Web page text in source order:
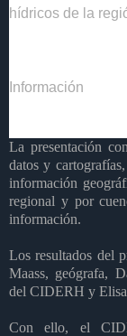
hídricos de la
Información
La presentación
datos y
información
regional y por
información.
Los resultados del
Maass, geógrafa,
del CIDERH y
Con ello, el